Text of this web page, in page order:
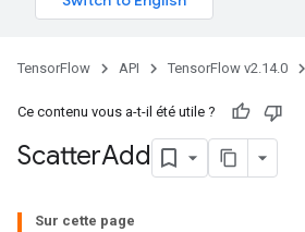
TensorFlow API TensorFlow v2.14.0
Ce contenu vous a-t-il été utile ?
ScatterAdd
Sur cette page